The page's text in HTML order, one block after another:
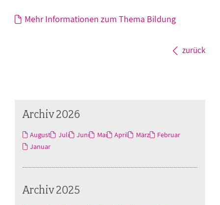
Mehr Informationen zum Thema Bildung
zurück
Archiv 2026
August Juli Juni Mai April März
Februar
Januar
Archiv 2025